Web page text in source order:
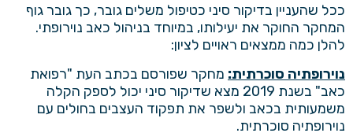
ככל שהעניין בדיקור סיני כטיפול משלים גובר, כך גובר גוף
המחקר החוקר את יעילותו, במיוחד בניהול כאב נוירופתי.
להלן כמה ממצאים ראויים לציון:
נוירופתיה סוכרתית: מחקר שפורסם בכתב העת "רפואת
כאב" בשנת 2019 מצא שדיקור סיני יכול לספק הקלה
משמעותית בכאב ולשפר את תפקוד העצבים בחולים עם
נוירופתיה סוכרתית.